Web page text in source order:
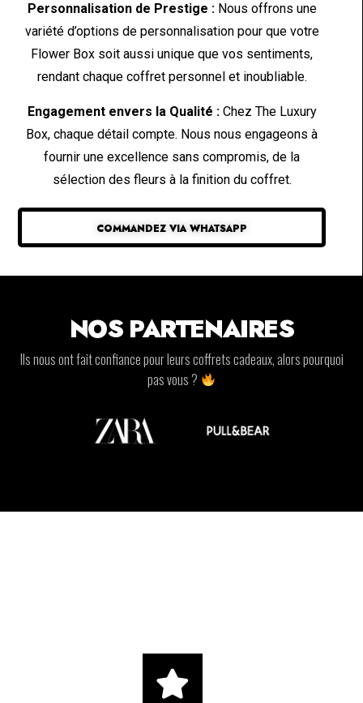
Personnalisation de Prestige :Nous offrons une
variété d’options de personnalisation pour que votre
Flower Box soit aussi unique que vos sentiments,
rendant chaque coffret personnel et inoubliable.
Engagement envers la Qualité :Chez The Luxury
Box, chaque détail compte. Nous nous engageons à
fournir une excellence sans compromis, de la
sélection des fleurs à la finition du coffret.
COMMANDEZ VIA WHATSAPP
NOS PARTENAIRES
Ils nous ont fait confiance pour leurs coffrets cadeaux, alors pourquoi
pas vous ?